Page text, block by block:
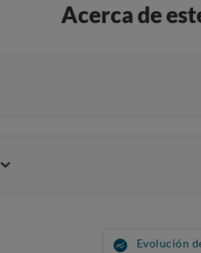
Acerca de
Evolución